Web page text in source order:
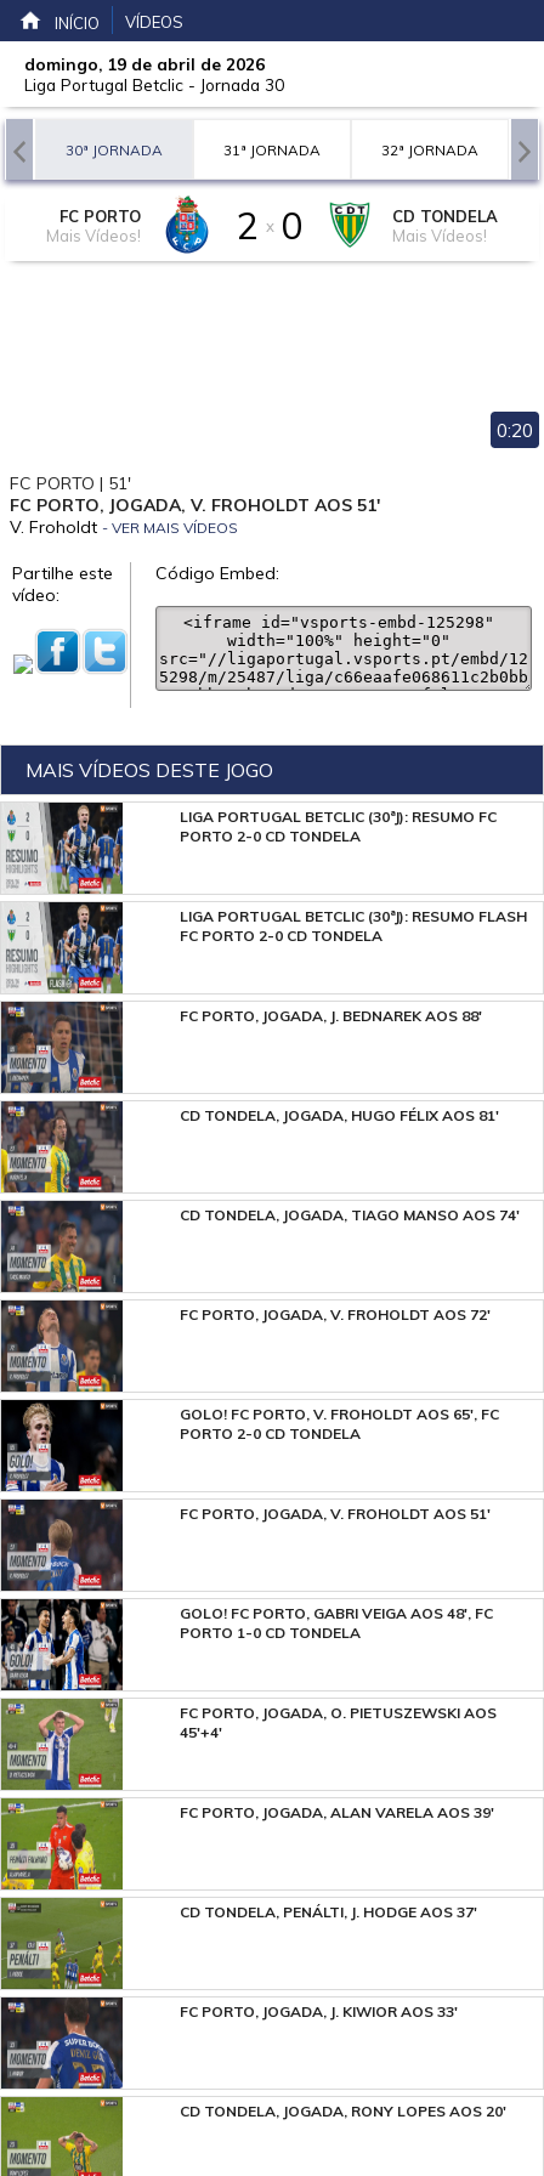
INÍCIO VÍDEOS
domingo, 19 de abril de 2026
Liga Portugal Betclic - Jornada 30
30ª JORNADA 31ª JORNADA 32ª JORNADA
FC PORTO
Mais Vídeos!
2 x 0
CD TONDELA
Mais Vídeos!
0:20
FC PORTO | 51'
FC PORTO, JOGADA, V. FROHOLDT AOS 51'
V. Froholdt - VER MAIS VÍDEOS
Partilhe este
vídeo:
Código Embed:
MAIS VÍDEOS DESTE JOGO
LIGA PORTUGAL BETCLIC (30ªJ): RESUMO FC
PORTO 2-0 CD TONDELA
LIGA PORTUGAL BETCLIC (30ªJ): RESUMO FLASH
FC PORTO 2-0 CD TONDELA
FC PORTO, JOGADA, J. BEDNAREK AOS 88'
CD TONDELA, JOGADA, HUGO FÉLIX AOS 81'
CD TONDELA, JOGADA, TIAGO MANSO AOS 74'
FC PORTO, JOGADA, V. FROHOLDT AOS 72'
GOLO! FC PORTO, V. FROHOLDT AOS 65', FC
PORTO 2-0 CD TONDELA
FC PORTO, JOGADA, V. FROHOLDT AOS 51'
GOLO! FC PORTO, GABRI VEIGA AOS 48', FC
PORTO 1-0 CD TONDELA
FC PORTO, JOGADA, O. PIETUSZEWSKI AOS
45'+4'
FC PORTO, JOGADA, ALAN VARELA AOS 39'
CD TONDELA, PENÁLTI, J. HODGE AOS 37'
FC PORTO, JOGADA, J. KIWIOR AOS 33'
CD TONDELA, JOGADA, RONY LOPES AOS 20'